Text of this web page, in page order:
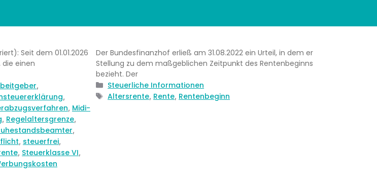
Seit dem 01.01.2026
die einen
,
,
, Midi-
, Regelaltersgrenze,
,
, steuerfrei,
, Steuerklasse VI,
Der Bundesfinanzhof erließ am 31.08.2022 ein Urteil, in dem er
Stellung zu dem maßgeblichen Zeitpunkt des Rentenbeginns
bezieht. Der
Kategorien
Steuerliche Informationen
Schlagwörter
Altersrente, Rente, Rentenbeginn